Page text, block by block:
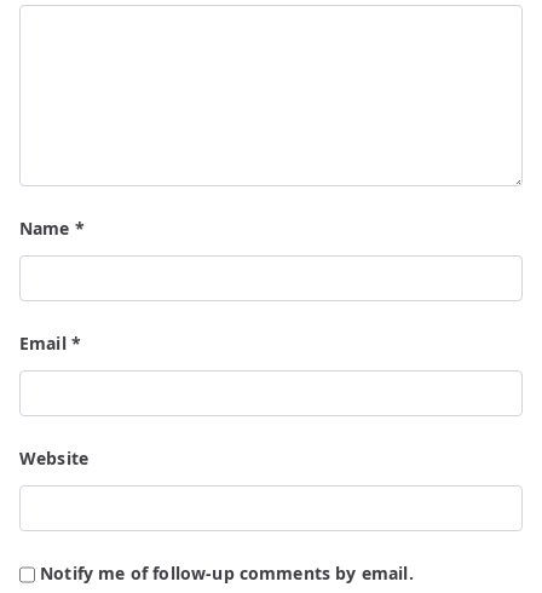
Name *
Email *
Website
Notify me of follow-up comments by email.